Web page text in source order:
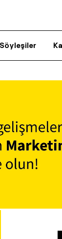
Söyleşiler